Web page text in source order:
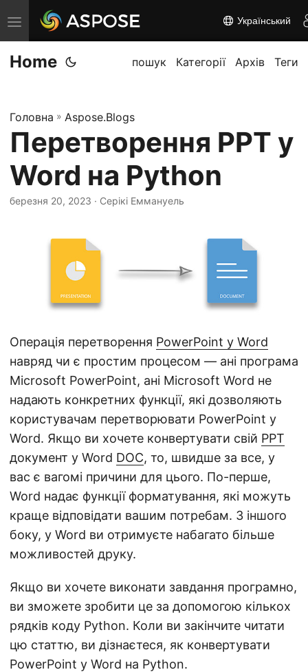
П
е
р
к
н
т
и
і
ю
Український
Home пошук Категорії Архів Теги
Головна » Aspose.Blogs
Перетворення PPT у
Word на Python
березня 20, 2023 · Серікі Еммануель
Операція перетворення PowerPoint у Word
навряд чи є простим процесом — ані програма
Microsoft PowerPoint, ані Microsoft Word не
надають конкретних функції, які дозволяють
користувачам перетворювати PowerPoint у
Word. Якщо ви хочете конвертувати свій PPT
документ у Word DOC, то, швидше за все, у
вас є вагомі причини для цього. По-перше,
Word надає функції форматування, які можуть
краще відповідати вашим потребам. З іншого
боку, у Word ви отримуєте набагато більше
можливостей друку.
Якщо ви хочете виконати завдання програмно,
ви зможете зробити це за допомогою кількох
рядків коду Python. Коли ви закінчите читати
цю статтю, ви дізнаєтеся, як конвертувати
PowerPoint у Word на Python.